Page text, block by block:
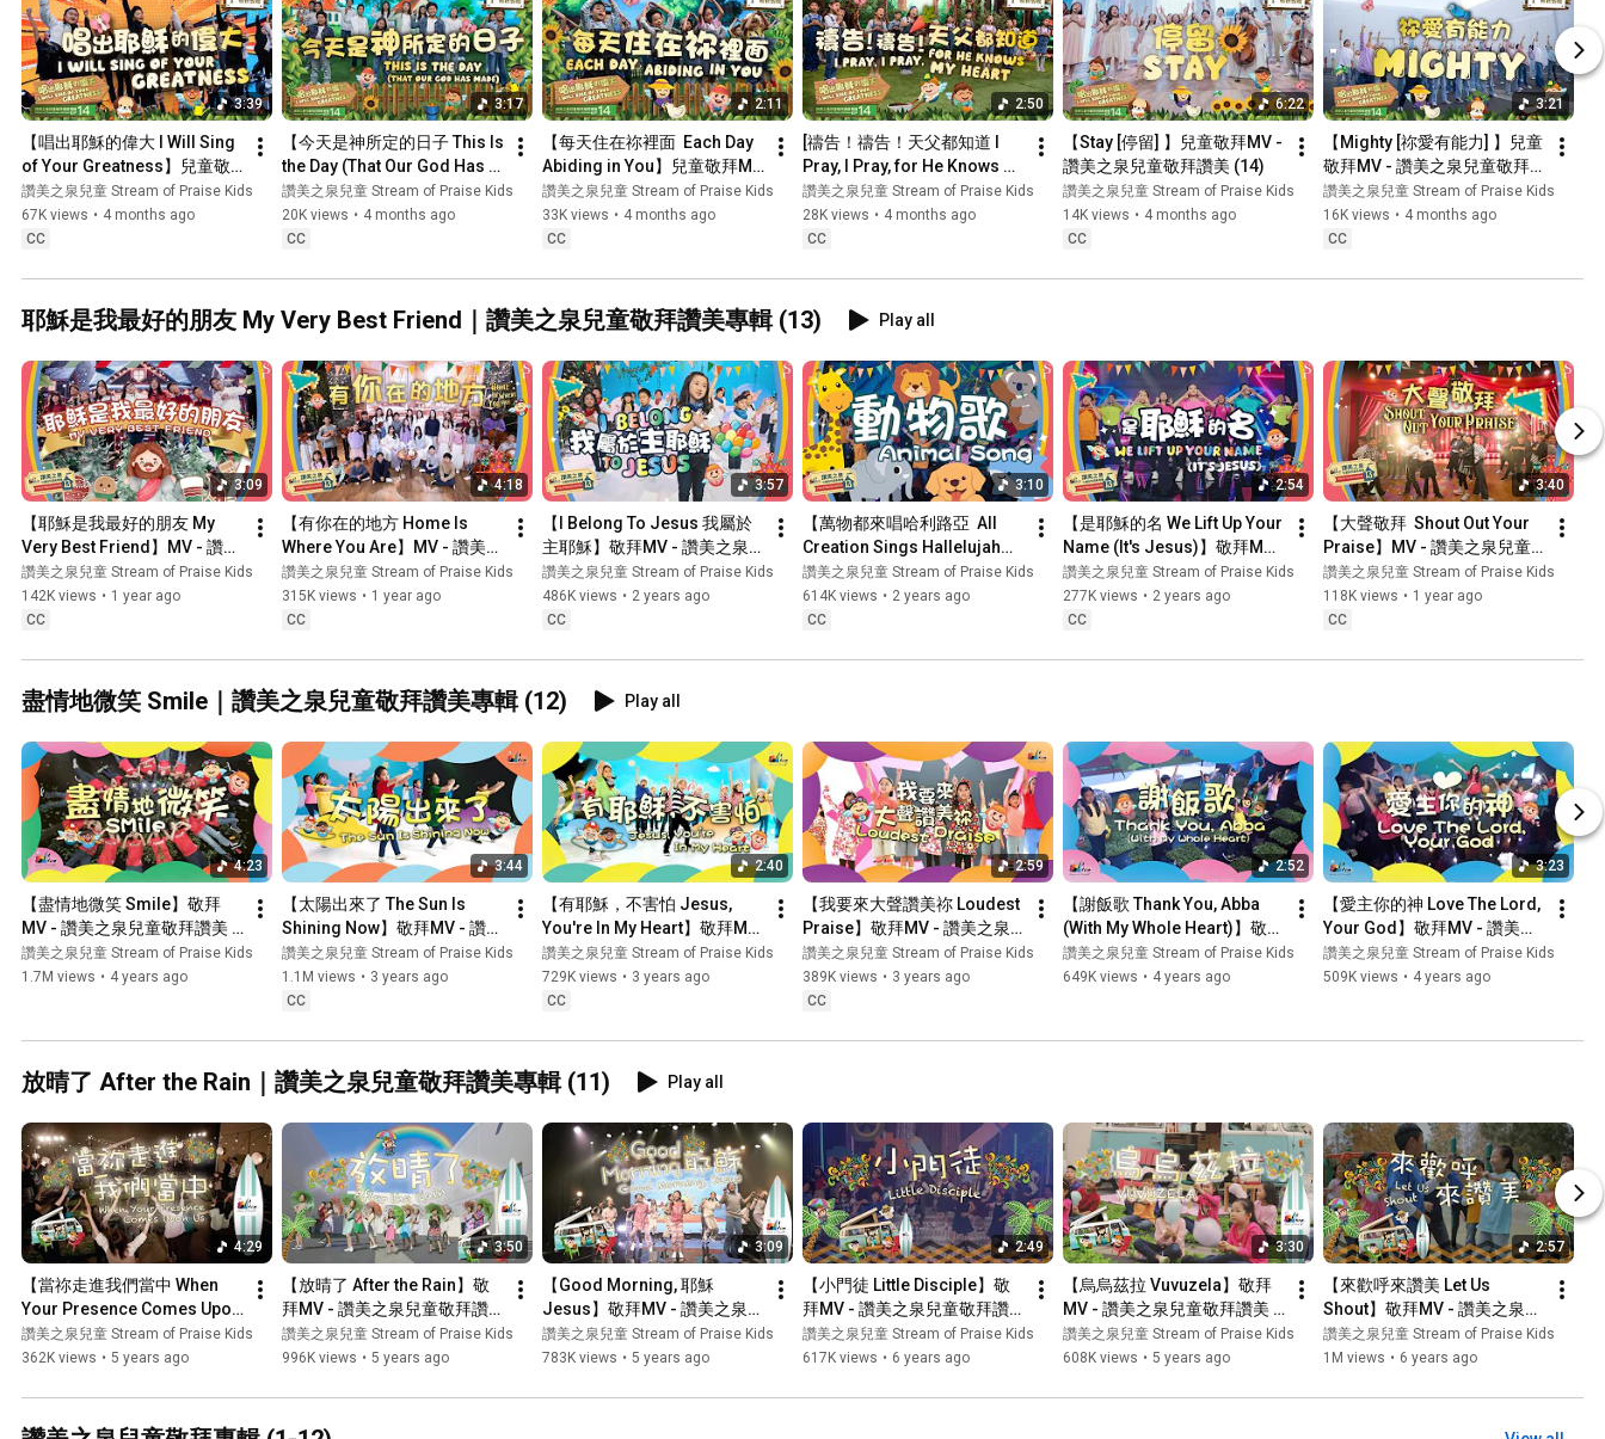
3:39
【唱出耶穌的偉大 I Will Sing
of Your Greatness】兒童敬
拜MV - 讚美之泉兒童敬拜讚
美 (14)
讚美之泉兒童 Stream of Praise Kids
67K views • 4 months ago
CC
3:17
【今天是神所定的日子 This Is
the Day (That Our God Has
Made) 】兒童敬拜MV - 讚美
之泉兒童敬拜讚美 (14)
讚美之泉兒童 Stream of Praise Kids
20K views • 4 months ago
CC
2:11
【每天住在祢裡面  Each Day
Abiding in You】兒童敬拜MV
- 讚美之泉兒童敬拜讚美 (14)
讚美之泉兒童 Stream of Praise Kids
33K views • 4 months ago
CC
2:50
[禱告！禱告！天父都知道 I
Pray, I Pray, for He Knows
My Heart] Children's
Worship MV ...
讚美之泉兒童 Stream of Praise Kids
28K views • 4 months ago
CC
6:22
【Stay [停留] 】兒童敬拜MV -
讚美之泉兒童敬拜讚美 (14)
讚美之泉兒童 Stream of Praise Kids
14K views • 4 months ago
CC
3:21
【Mighty [祢愛有能力] 】兒童
敬拜MV - 讚美之泉兒童敬拜
讚美 (14)
讚美之泉兒童 Stream of Praise Kids
16K views • 4 months ago
CC
耶穌是我最好的朋友 My Very Best Friend｜讚美之泉兒童敬拜讚美專輯 (13) Play all
3:09
【耶穌是我最好的朋友 My
Very Best Friend】MV - 讚美
之泉兒童敬拜讚美 (13)
讚美之泉兒童 Stream of Praise Kids
142K views • 1 year ago
CC
4:18
【有你在的地方 Home Is
Where You Are】MV - 讚美之
泉兒童敬拜讚美 (13)
讚美之泉兒童 Stream of Praise Kids
315K views • 1 year ago
CC
3:57
【I Belong To Jesus 我屬於
主耶穌】敬拜MV - 讚美之泉
兒童敬拜讚美 (13)
讚美之泉兒童 Stream of Praise Kids
486K views • 2 years ago
CC
3:10
【萬物都來唱哈利路亞  All
Creation Sings Hallelujah】
敬拜MV - 讚美之泉兒童敬拜
讚美 (13)
讚美之泉兒童 Stream of Praise Kids
614K views • 2 years ago
CC
2:54
【是耶穌的名 We Lift Up Your
Name (It's Jesus)】敬拜MV -
讚美之泉兒童敬拜讚美 (13)
讚美之泉兒童 Stream of Praise Kids
277K views • 2 years ago
CC
3:40
【大聲敬拜  Shout Out Your
Praise】MV - 讚美之泉兒童
敬拜讚美 (13)
讚美之泉兒童 Stream of Praise Kids
118K views • 1 year ago
CC
盡情地微笑 Smile｜讚美之泉兒童敬拜讚美專輯 (12) Play all
4:23
【盡情地微笑 Smile】敬拜
MV - 讚美之泉兒童敬拜讚美
(12)
讚美之泉兒童 Stream of Praise Kids
1.7M views • 4 years ago
3:44
【太陽出來了 The Sun Is
Shining Now】敬拜MV - 讚美
之泉兒童敬拜讚美 (12)
讚美之泉兒童 Stream of Praise Kids
1.1M views • 3 years ago
CC
2:40
【有耶穌，不害怕 Jesus,
You're In My Heart】敬拜MV
- 讚美之泉兒童敬拜讚美 (12)
讚美之泉兒童 Stream of Praise Kids
729K views • 3 years ago
CC
2:59
【我要來大聲讚美祢 Loudest
Praise】敬拜MV - 讚美之泉
兒童敬拜讚美 (12)
讚美之泉兒童 Stream of Praise Kids
389K views • 3 years ago
CC
2:52
【謝飯歌 Thank You, Abba
(With My Whole Heart)】敬拜
MV - 讚美之泉兒童敬拜讚美
(12)
讚美之泉兒童 Stream of Praise Kids
649K views • 4 years ago
3:23
【愛主你的神 Love The Lord,
Your God】敬拜MV - 讚美之
泉兒童敬拜讚美 (12)
讚美之泉兒童 Stream of Praise Kids
509K views • 4 years ago
放晴了 After the Rain｜讚美之泉兒童敬拜讚美專輯 (11) Play all
4:29
【當祢走進我們當中 When
Your Presence Comes Upon
Us】敬拜MV - 讚美之泉兒童
敬拜讚美 (11)
讚美之泉兒童 Stream of Praise Kids
362K views • 5 years ago
3:50
【放晴了 After the Rain】敬
拜MV - 讚美之泉兒童敬拜讚
美 (11)
讚美之泉兒童 Stream of Praise Kids
996K views • 5 years ago
3:09
【Good Morning, 耶穌
Jesus】敬拜MV - 讚美之泉兒
童敬拜讚美 (11)
讚美之泉兒童 Stream of Praise Kids
783K views • 5 years ago
2:49
【小門徒 Little Disciple】敬
拜MV - 讚美之泉兒童敬拜讚
美 (11)
讚美之泉兒童 Stream of Praise Kids
617K views • 6 years ago
3:30
【烏烏茲拉 Vuvuzela】敬拜
MV - 讚美之泉兒童敬拜讚美
(11)
讚美之泉兒童 Stream of Praise Kids
608K views • 5 years ago
2:57
【來歡呼來讚美 Let Us
Shout】敬拜MV - 讚美之泉兒
童敬拜讚美 (11)
讚美之泉兒童 Stream of Praise Kids
1M views • 6 years ago